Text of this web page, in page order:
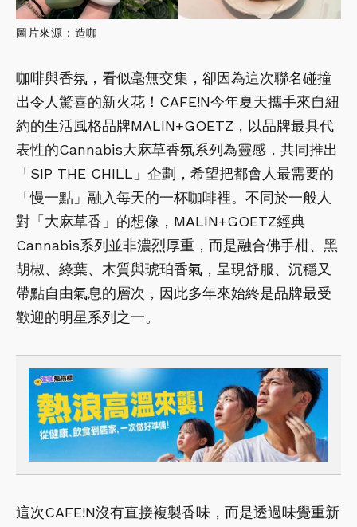
圖片來源：造咖
咖啡與香氛，看似毫無交集，卻因為這次聯名碰撞
出令人驚喜的新火花！CAFE!N今年夏天攜手來自紐
約的生活風格品牌MALIN+GOETZ，以品牌最具代
表性的Cannabis大麻草香氛系列為靈感，共同推出
「SIP THE CHILL」企劃，希望把都會人最需要的
「慢一點」融入每天的一杯咖啡裡。不同於一般人
對「大麻草香」的想像，MALIN+GOETZ經典
Cannabis系列並非濃烈厚重，而是融合佛手柑、黑
胡椒、綠葉、木質與琥珀香氣，呈現舒服、沉穩又
帶點自由氣息的層次，因此多年來始終是品牌最受
歡迎的明星系列之一。
這次CAFE!N沒有直接複製香味，而是透過味覺重新